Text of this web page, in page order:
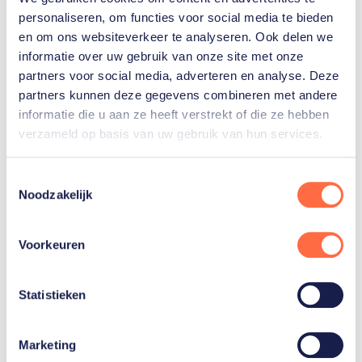
personaliseren, om functies voor social media te bieden
en om ons websiteverkeer te analyseren. Ook delen we
informatie over uw gebruik van onze site met onze
partners voor social media, adverteren en analyse. Deze
partners kunnen deze gegevens combineren met andere
informatie die u aan ze heeft verstrekt of die ze hebben
verzameld op basis van uw gebruik van hun services.
Noodzakelijk
Voorkeuren
Statistieken
Marketing
Gerelateerde teams
Baanwielrennen
Gerelateerde sporters deelnemersfinder
Lisa
Belle